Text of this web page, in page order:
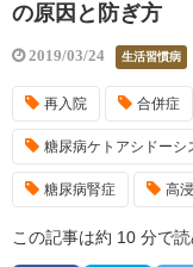
の原因と防ぎ方
2019/03/24 生活習慣病
再入院 合併症
糖尿病ケトアシドーシ
糖尿病腎症 高
この記事は約 10 分で読